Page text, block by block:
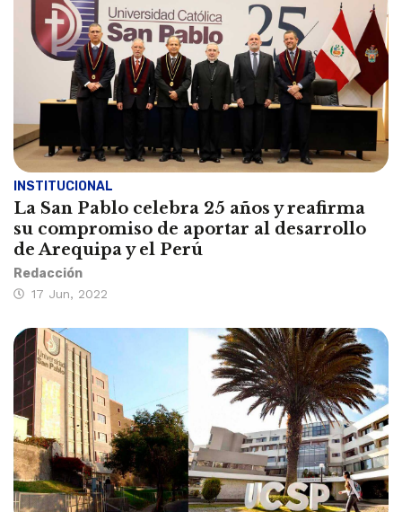
INSTITUCIONAL
La San Pablo celebra 25 años y reafirma
su compromiso de aportar al desarrollo
de Arequipa y el Perú
Redacción
17 Jun, 2022